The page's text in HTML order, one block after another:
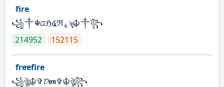
fire
꧁༒☬ᤂℌ໔ℜ؏ৡ☬༒꧂
214952
152115
freefire
꧁ঔৣ☬✞𝓓𝖔𝖓✞☬ঔৣ꧂